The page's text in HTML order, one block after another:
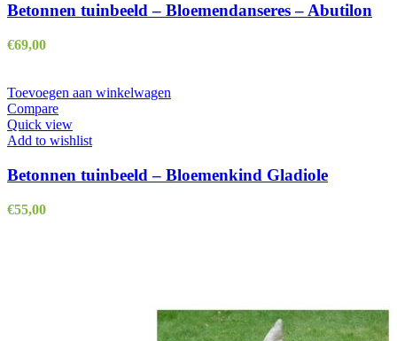
Betonnen tuinbeeld – Bloemendanseres – Abutilon
€69,00
Toevoegen aan winkelwagen
Compare
Quick view
Add to wishlist
Betonnen tuinbeeld – Bloemenkind Gladiole
€55,00